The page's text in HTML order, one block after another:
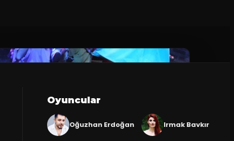
Oyuncular
Oğuzhan Erdoğan Irmak Bavkır